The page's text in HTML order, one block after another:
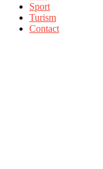
Sport
Turism
Contact